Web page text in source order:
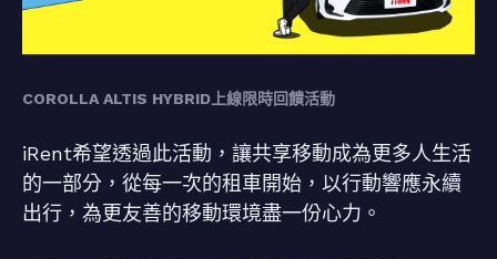
COROLLA ALTIS HYBRID上線限時回饋活動
iRent希望透過此活動，讓共享移動成為更多人生活
的一部分，從每一次的租車開始，以行動響應永續
出行，為更友善的移動環境盡一份心力。